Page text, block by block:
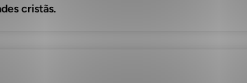
cristãs.